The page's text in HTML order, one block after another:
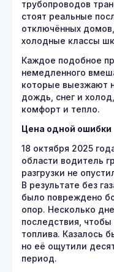
трубопроводов
стоят реальные
отключённых
холодные классы
Каждое подобное
немедленного
которые выезжают
дождь, снег и
комфорт и тепло.
Цена одной ошибки
18 октября 2025
области водитель
разгрузки не
В результате без
было повреждено
опор. Несколько
последствия, чтобы
топлива. Казалось
но её ощутили
период.